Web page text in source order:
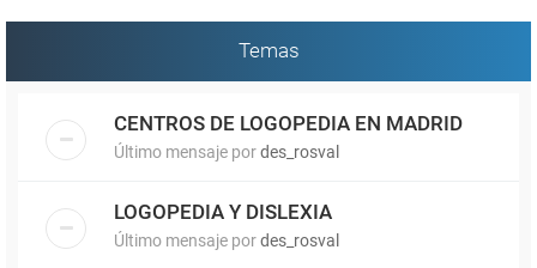
Temas
CENTROS DE LOGOPEDIA EN MADRID
Último mensaje pordes_rosval
LOGOPEDIA Y DISLEXIA
Último mensaje pordes_rosval